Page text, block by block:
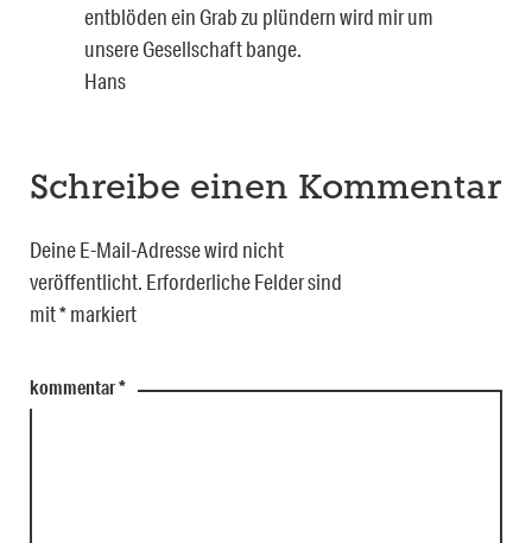
entblöden ein Grab zu plündern wird mir um
unsere Gesellschaft bange.
Hans
Schreibe einen Kommentar
Deine E-Mail-Adresse wird nicht
veröffentlicht. Erforderliche Felder sind
mit*markiert
kommentar*